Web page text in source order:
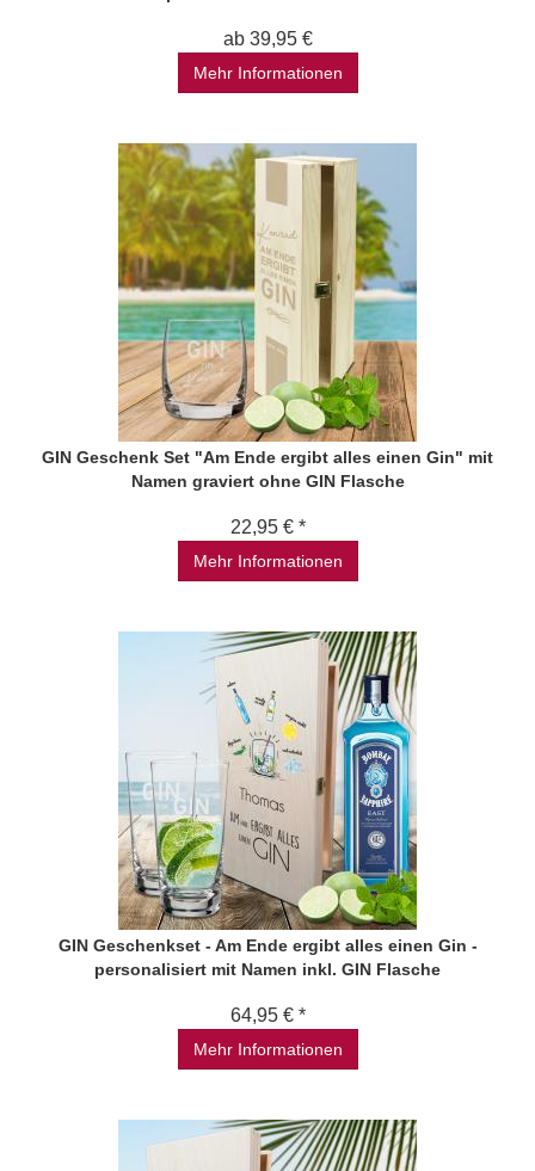
ab 39,95 €
Mehr Informationen
GIN Geschenk Set "Am Ende ergibt alles einen Gin" mit
Namen graviert ohne GIN Flasche
22,95 € *
Mehr Informationen
GIN Geschenkset - Am Ende ergibt alles einen Gin -
personalisiert mit Namen inkl. GIN Flasche
64,95 € *
Mehr Informationen